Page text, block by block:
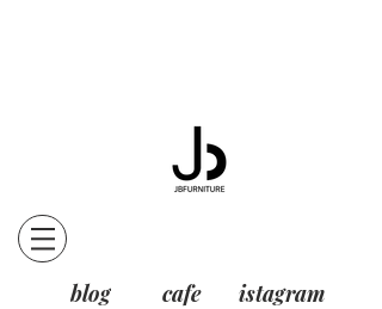
blog cafe istagram